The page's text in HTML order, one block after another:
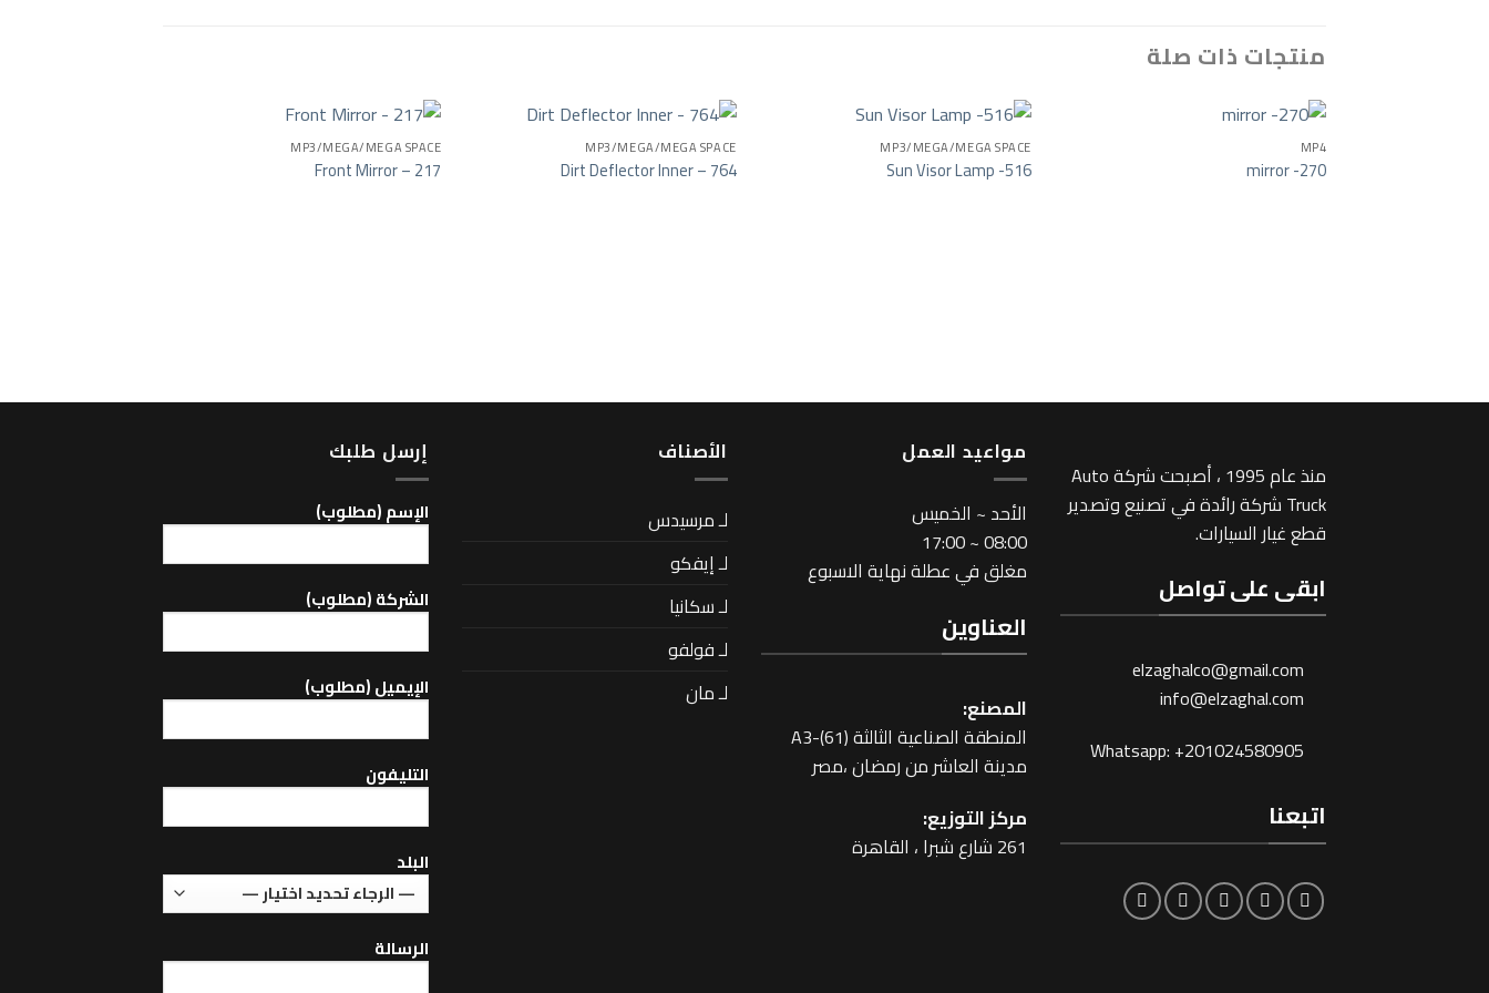
منتجات ذات صلة
MP4
mirror -270
MP3/MEGA/MEGA SPACE
Sun Visor Lamp -516
MP3/MEGA/MEGA SPACE
Dirt Deflector Inner – 764
MP3/MEGA/MEGA SPACE
Front Mirror – 217
منذ عام 1995 ، أصبحت شركة Auto
Truck شركة رائدة في تصنيع وتصدير
قطع غيار السيارات.
ابقى على تواصل
elzaghalco@gmail.com
info@elzaghal.com
Whatsapp: +201024580905
اتبعنا
مواعيد العمل
اﻷحد ~ الخميس
08:00 ~ 17:00
مغلق في عطلة نهاية الاسبوع
العناوين
المصنع:
المنطقة الصناعية الثالثة A3-(61)
مدينة العاشر من رمضان ،مصر
مركز التوزيع:
261 شارع شبرا ، القاهرة
اﻷصناف
لـ مرسيدس
لـ إيفكو
لـ سكانيا
لـ فولفو
لـ مان
إرسل طلبك
اﻹسم (مطلوب)
الشركة (مطلوب)
اﻹيميل (مطلوب)
التليفون
البلد
الرسالة